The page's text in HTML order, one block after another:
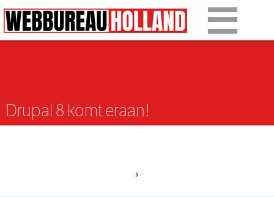
Drupal 8 komt eraan!Over Drupal
›